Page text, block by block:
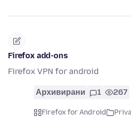
Firefox add-ons
Firefox VPN for android
Архивирани 1 267
Firefox for Android